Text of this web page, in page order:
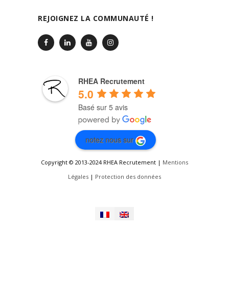
REJOIGNEZ LA COMMUNAUTÉ !
RHEA Recrutement
5.0
Basé sur 5 avis
notez nous sur
Copyright © 2013-2024 RHEA Recrutement | Mentions
Légales | Protection des données